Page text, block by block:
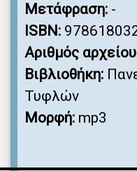
Μετάφραση: -
ISBN:
Αριθμός
Βιβλιοθήκη:
Τυφλών
Μορφή: mp3